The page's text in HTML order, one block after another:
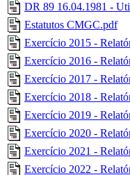
DR 89 16.04.1981 -
Estatutos CMGC.pdf
Exercício 2015 -
Exercício 2016 -
Exercício 2017 -
Exercício 2018 -
Exercício 2019 -
Exercício 2020 -
Exercício 2021 -
Exercício 2022 -